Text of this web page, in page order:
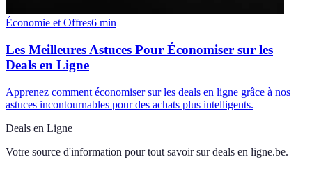
Économie et Offres6 min
Les Meilleures Astuces Pour Économiser sur les
Deals en Ligne
Apprenez comment économiser sur les deals en ligne grâce à nos
astuces incontournables pour des achats plus intelligents.
Deals en Ligne
Votre source d'information pour tout savoir sur deals en ligne.be.